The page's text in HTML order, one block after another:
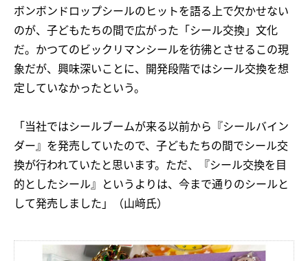
ボンボンドロップシールのヒットを語る上で欠かせない
のが、子どもたちの間で広がった「シール交換」文化
だ。かつてのビックリマンシールを彷彿とさせるこの現
象だが、興味深いことに、開発段階ではシール交換を想
定していなかったという。
「当社ではシールブームが来る以前から『シールバイン
ダー』を発売していたので、子どもたちの間でシール交
換が行われていたと思います。ただ、『シール交換を目
的としたシール』というよりは、今まで通りのシールと
して発売しました」（山﨑氏）